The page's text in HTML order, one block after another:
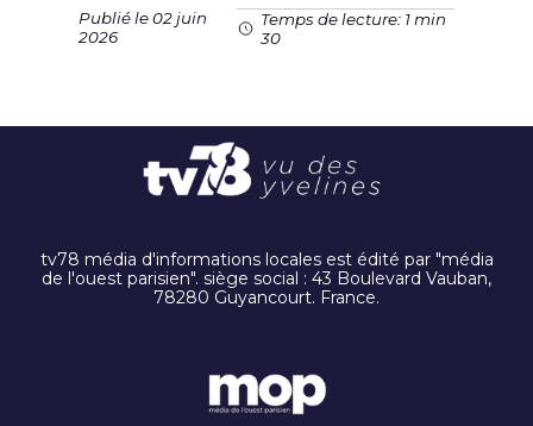
Publié le 02 juin
2026
Temps de lecture: 1 min
30
tv78 média d'informations locales est édité par "média
de l'ouest parisien". siège social : 43 Boulevard Vauban,
78280 Guyancourt. France.